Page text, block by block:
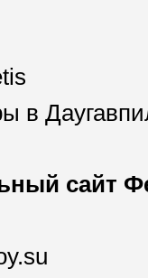
в
сайт